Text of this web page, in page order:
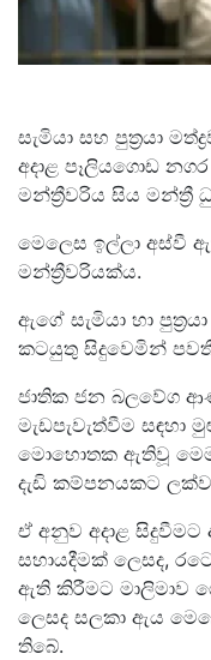
සැමියා සහ පුත්‍රයා
අදාළ පෑලියගොඩ
මන්ත්‍රීවරිය සිය මන්ත්‍රී
මෙලෙස ඉල්ලා අස්වී
මන්ත්‍රීවරියක්ය.
ඇගේ සැමියා හා
කටයුතු සිදුවෙමින්
ජාතික ජන බලවේග
මැඩපැවැත්වීම
මොහොතක ඇතිවූ
දැඩි කම්පනයකට
ඒ අනුව අදාළ
සහායදීමක් ලෙසද,
ඇති කිරීමට මාලිමාව
ලෙසද සලකා ඇය
තිබේ.